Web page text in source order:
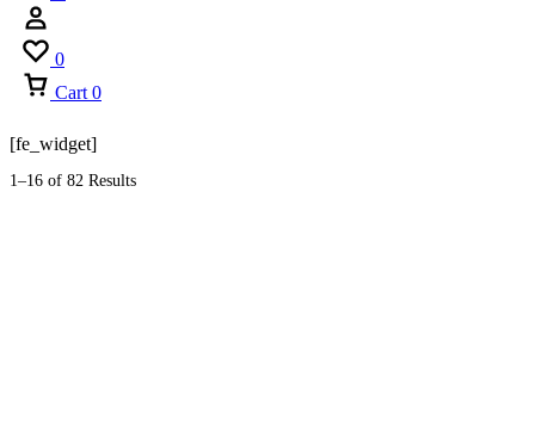
0
Cart 0
[fe_widget]
1–16 of 82 Results